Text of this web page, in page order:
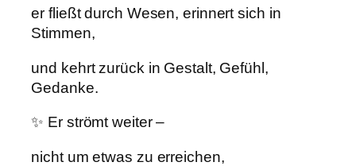
er fließt durch Wesen, erinnert sich in
Stimmen,
und kehrt zurück in Gestalt, Gefühl,
Gedanke.
✨ Er strömt weiter –
nicht um etwas zu erreichen,